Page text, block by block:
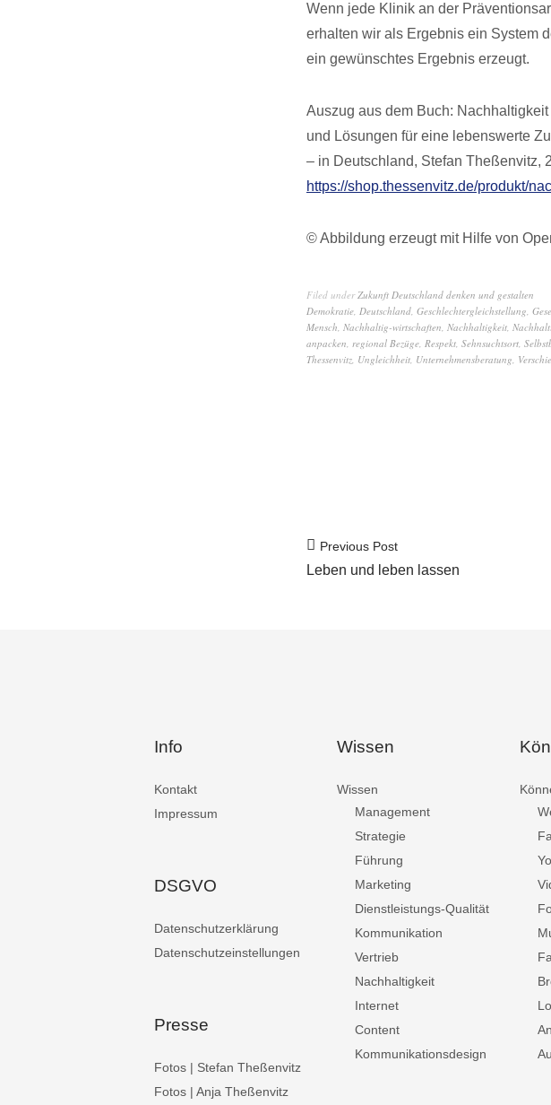
Wenn jede Klinik an der
erhalten wir als Ergebnis ein System
ein gewünschtes Ergebnis erzeugt.
Auszug aus dem Buch:
und Lösungen für eine lebenswerte
– in Deutschland, Stefan Theßenvitz,
https://shop.thessenvitz.de/produkt/
© Abbildung erzeugt mit Hilfe von
Filed underZukunft Deutschland denken und gestalten
Demokratie, Deutschland, Geschlechtergleichstellung,
Mensch, Nachhaltig-wirtschaften, Nachhaltigkeit,
anpacken, regional Bezüge, Respekt, Sehnsuchtsort,
Thessenvitz, Ungleichheit, Unternehmensberatung,
Previous Post
Leben und leben lassen
Info
Kontakt
Impressum
DSGVO
Datenschutzerklärung
Datenschutzeinstellungen
Presse
Fotos | Stefan Theßenvitz
Fotos | Anja Theßenvitz
Wissen
Wissen
Management
Strategie
Führung
Marketing
Dienstleistungs-Qualität
Kommunikation
Vertrieb
Nachhaltigkeit
Internet
Content
Kommunikationsdesign